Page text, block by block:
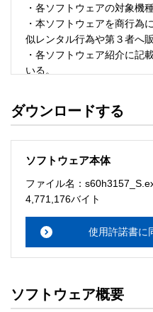
・各ソフトウェアの対象機
・本ソフトウェアを商行為
似レンタル行為や第３者へ
・各ソフトウェア紹介に記
いる。
・ソフトウェアを改変、ま
ソフトウェアのサポート
・本サーバでは、ユーザー
メーションセンターまでお
ルをお読み下さい。
ソフトウェアの保証範囲
・ソフトウェアのダウンロ
ダウンロードする
ソフトウェア本体
ファイル名：
4,771,176バイト
使用許諾書に
ソフトウェア概要